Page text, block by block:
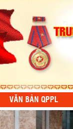
VĂN BẢN QPPL